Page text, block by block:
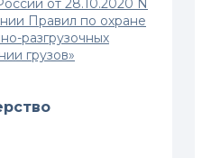
Правил по охране
разгрузочных
грузов»